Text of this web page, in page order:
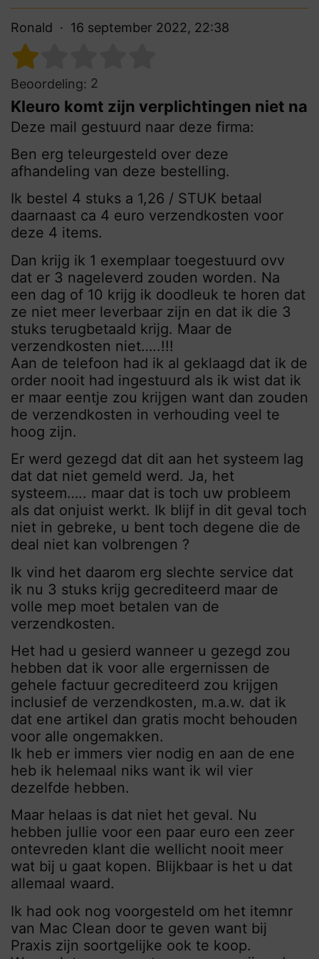
Ronald 16 september 2022, 22:38
Beoordeling: 2
Kleuro komt zijn verplichtingen niet na
Deze mail gestuurd naar deze firma:
Ben erg teleurgesteld over deze
afhandeling van deze bestelling.
Ik bestel 4 stuks a 1,26 / STUK betaal
daarnaast ca 4 euro verzendkosten voor
deze 4 items.
Dan krijg ik 1 exemplaar toegestuurd ovv
dat er 3 nageleverd zouden worden. Na
een dag of 10 krijg ik doodleuk te horen dat
ze niet meer leverbaar zijn en dat ik die 3
stuks terugbetaald krijg. Maar de
verzendkosten niet…..!!!
Aan de telefoon had ik al geklaagd dat ik de
order nooit had ingestuurd als ik wist dat ik
er maar eentje zou krijgen want dan zouden
de verzendkosten in verhouding veel te
hoog zijn.
Er werd gezegd dat dit aan het systeem lag
dat dat niet gemeld werd. Ja, het
systeem….. maar dat is toch uw probleem
als dat onjuist werkt. Ik blijf in dit geval toch
niet in gebreke, u bent toch degene die de
deal niet kan volbrengen ?
Ik vind het daarom erg slechte service dat
ik nu 3 stuks krijg gecrediteerd maar de
volle mep moet betalen van de
verzendkosten.
Het had u gesierd wanneer u gezegd zou
hebben dat ik voor alle ergernissen de
gehele factuur gecrediteerd zou krijgen
inclusief de verzendkosten, m.a.w. dat ik
dat ene artikel dan gratis mocht behouden
voor alle ongemakken.
Ik heb er immers vier nodig en aan de ene
heb ik helemaal niks want ik wil vier
dezelfde hebben.
Maar helaas is dat niet het geval. Nu
hebben jullie voor een paar euro een zeer
ontevreden klant die wellicht nooit meer
wat bij u gaat kopen. Blijkbaar is het u dat
allemaal waard.
Ik had ook nog voorgesteld om het itemnr
van Mac Clean door te geven want bij
Praxis zijn soortgelijke ook te koop.